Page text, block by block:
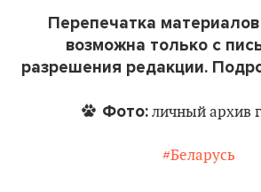
Перепечатка материалов
возможна только с
разрешения редакции.
Фото:личный архив
#Беларусь